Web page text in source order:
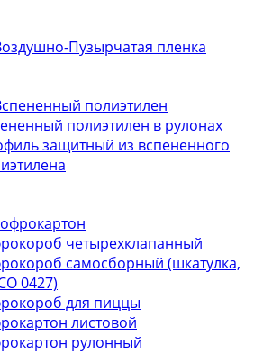
Пузырчатая пленка
полиэтилен
полиэтилен в рулонах
защитный из вспененного
четырехклапанный
самосборный (шкатулка,
0427)
для пиццы
листовой
рулонный